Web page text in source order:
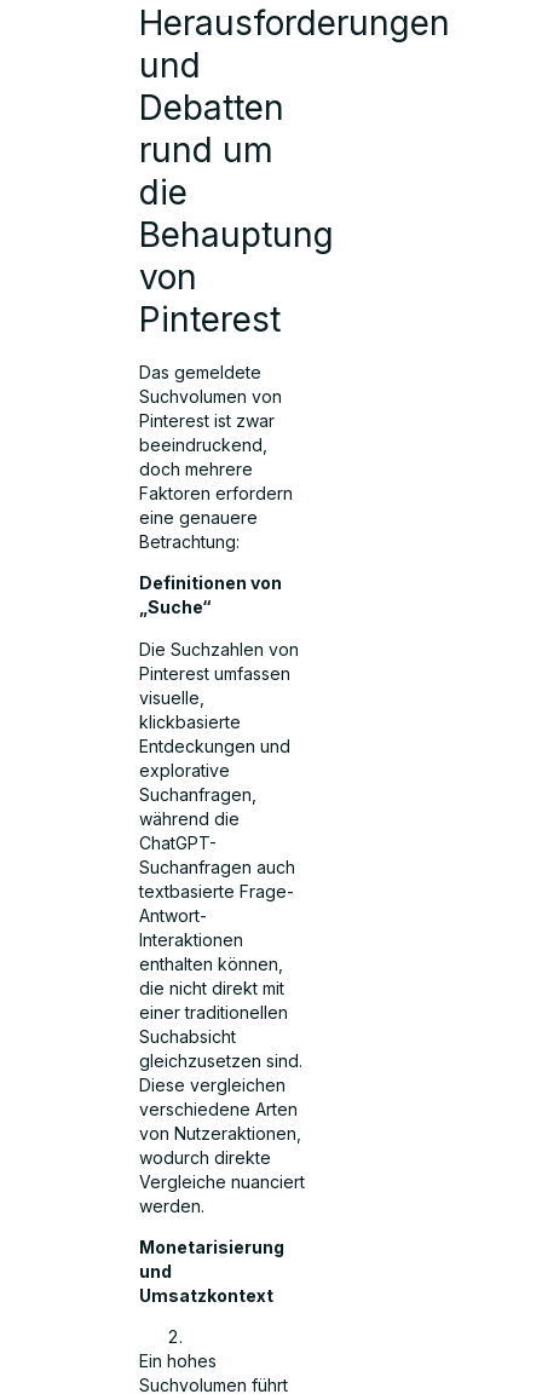
Herausforderungen
und
Debatten
rund um
die
Behauptung
von
Pinterest
Das gemeldete
Suchvolumen von
Pinterest ist zwar
beeindruckend,
doch mehrere
Faktoren erfordern
eine genauere
Betrachtung:
Definitionen von
„Suche“
Die Suchzahlen von
Pinterest umfassen
visuelle,
klickbasierte
Entdeckungen und
explorative
Suchanfragen,
während die
ChatGPT-
Suchanfragen auch
textbasierte Frage-
Antwort-
Interaktionen
enthalten können,
die nicht direkt mit
einer traditionellen
Suchabsicht
gleichzusetzen sind.
Diese vergleichen
verschiedene Arten
von Nutzeraktionen,
wodurch direkte
Vergleiche nuanciert
werden.
Monetarisierung
und
Umsatzkontext
Ein hohes
Suchvolumen führt